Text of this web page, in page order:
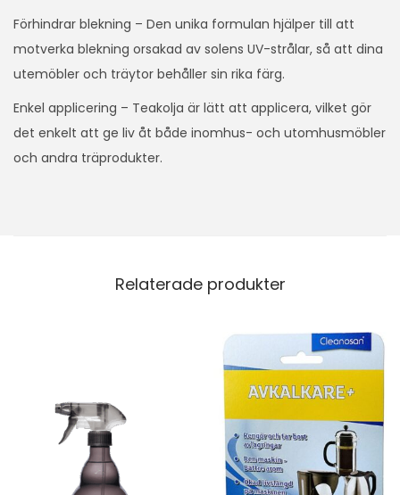
Förhindrar blekning – Den unika formulan hjälper till att
motverka blekning orsakad av solens UV-strålar, så att dina
utemöbler och träytor behåller sin rika färg.
Enkel applicering – Teakolja är lätt att applicera, vilket gör
det enkelt att ge liv åt både inomhus- och utomhusmöbler
och andra träprodukter.
Relaterade produkter